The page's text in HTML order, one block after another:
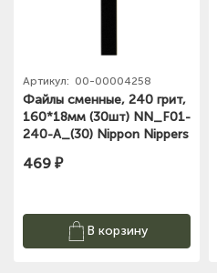
Артикул: 00-00004258
Файлы сменные, 240 грит,
160*18мм (30шт) NN_F01-
240-A_(30) Nippon Nippers
469 ₽
В корзину